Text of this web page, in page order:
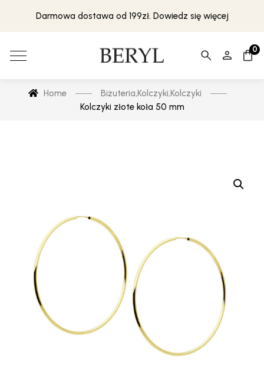
Darmowa dostawa od 199zł. Dowiedz się więcej
0
Home Biżuteria,Kolczyki,Kolczyki
Kolczyki złote koła 50 mm